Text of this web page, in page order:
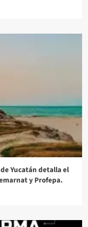
Yucatán detalla el
y Profepa.